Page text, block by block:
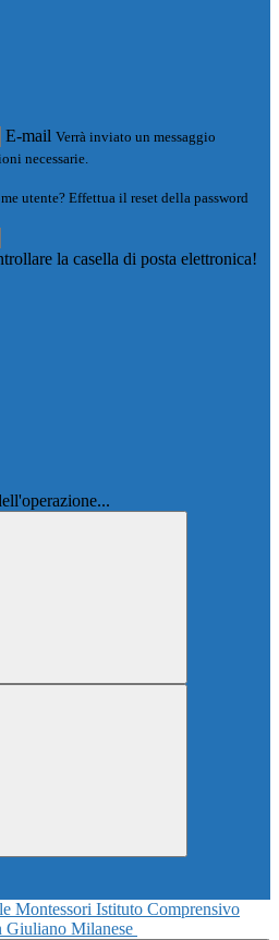
E-mail Verrà inviato un messaggio
necessarie.
utente? Effettua il reset della password
la casella di posta elettronica!
Istituto Comprensivo
Giuliano Milanese